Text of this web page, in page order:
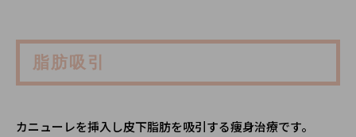
脂肪吸引
カニューレを挿入し皮下脂肪を吸引する痩身治療です。